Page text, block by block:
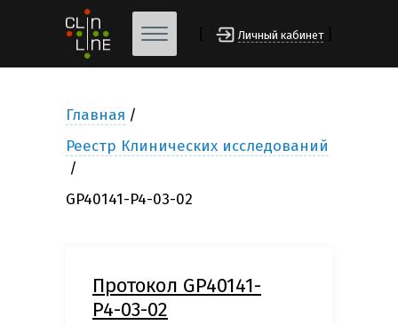
Личный кабинет
Главная
Реестр Клинических исследований
GP40141-P4-03-02
Протокол GP40141-
P4-03-02